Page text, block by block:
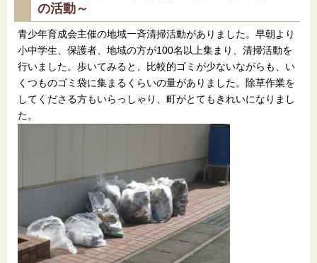
の活動～
青少年育成会主催の地域一斉清掃活動がありました。早朝より
小中学生、保護者、地域の方が100名以上集まり、清掃活動を
行いました。歩いてみると、比較的ゴミが少ないながらも、い
くつものゴミ袋に集まるくらいの量がありました。除草作業を
してくださる方もいらっしゃり、町がとてもきれいになりまし
た。